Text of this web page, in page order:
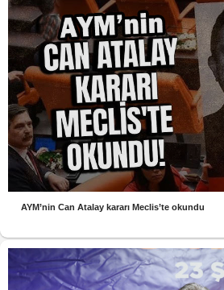
AYM’nin Can Atalay kararı Meclis’te okundu